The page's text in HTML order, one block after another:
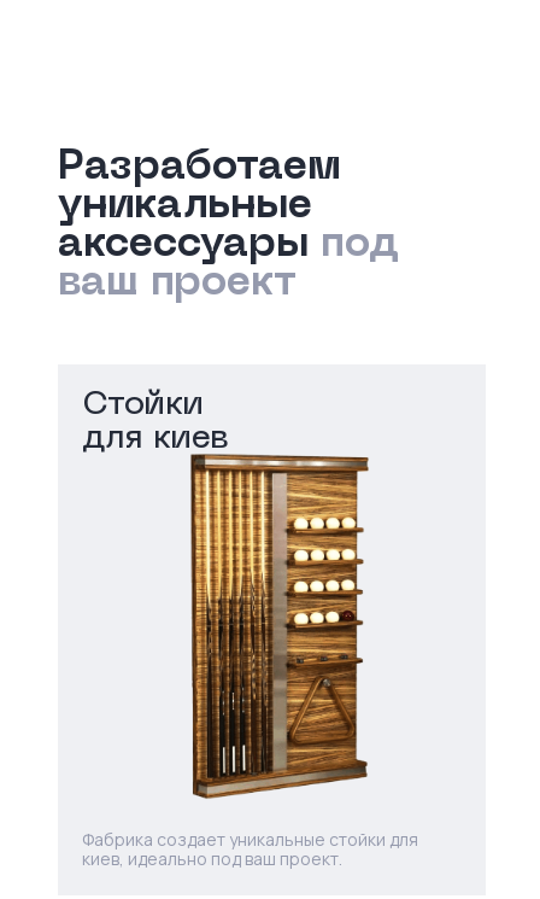
Разработаем
уникальные
аксессуары под
ваш проект
Фабрика создает уникальные стойки для
киев, идеально под ваш проект.
Стойки
для киев